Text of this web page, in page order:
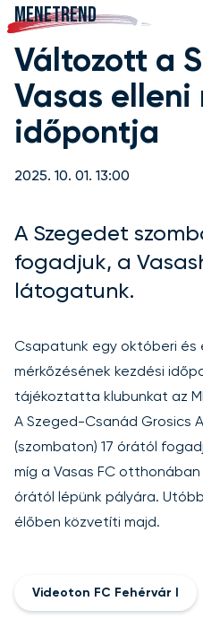
MENETREND
Változott a
Vasas elleni
időpontja
2025. 10. 01. 13:00
A Szegedet
fogadjuk, a
látogatunk.
Csapatunk egy októberi és
mérkőzésének kezdési
tájékoztatta klubunkat az
A Szeged-Csanád Grosics
(szombaton) 17 órától
míg a Vasas FC
órától lépünk pályára.
élőben közvetíti majd.
Videoton FC Fehérvár I